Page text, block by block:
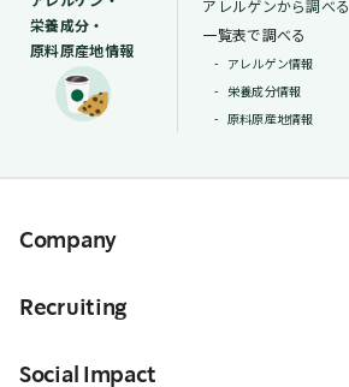
栄養成分・
原料原産地情報
アレルゲンから調べる
一覧表で調べる
アレルゲン情報
栄養成分情報
原料原産地情報
Company
Recruiting
Social Impact